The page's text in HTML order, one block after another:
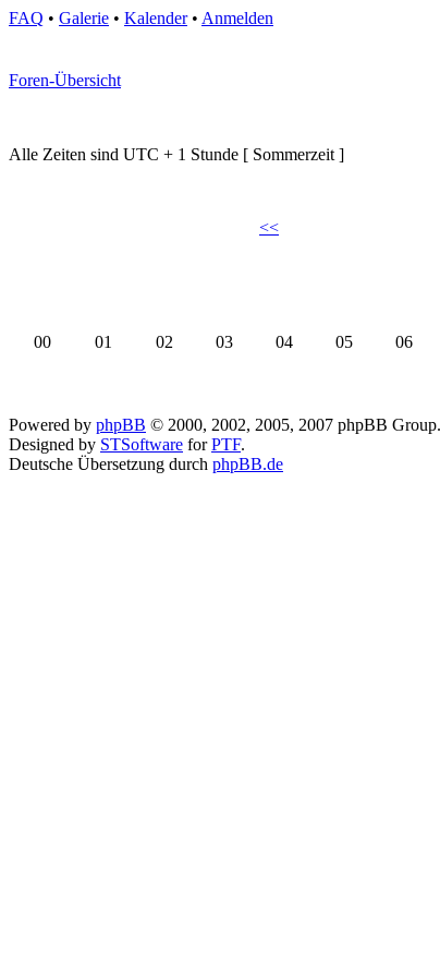
FAQ • Galerie • Kalender• Anmelden
Foren-Übersicht
Alle Zeiten sind UTC + 1 Stunde [ Sommerzeit ]
<<
00 01 02 03 04 05 06
Powered by phpBB © 2000, 2002, 2005, 2007 phpBB Group.
Designed by STSoftware forPTF.
Deutsche Übersetzung durch phpBB.de